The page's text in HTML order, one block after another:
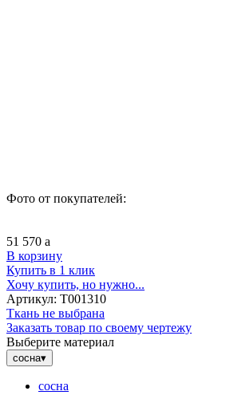
Фото от покупателей:
51 570 a
В корзину
Купить в 1 клик
Хочу купить, но нужно...
Артикул: Т001310
Ткань не выбрана
Заказать товар по своему чертежу
Выберите материал
сосна▾
сосна